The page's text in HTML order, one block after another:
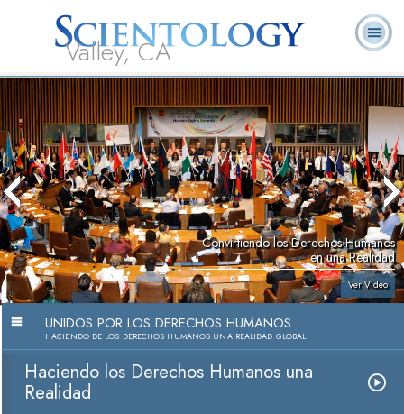
Valley, CA
Acerca de
L. Ronald
¿Qué es
Scientology?
Ministros
Preguntas
Frecuentes
Libros
Convirtiendo los Derechos Humanos
en una Realidad
Ver Video
UNIDOS POR LOS DERECHOS HUMANOS
HACIENDO DE LOS DERECHOS HUMANOS UNA REALIDAD GLOBAL
Haciendo los Derechos Humanos una
Realidad